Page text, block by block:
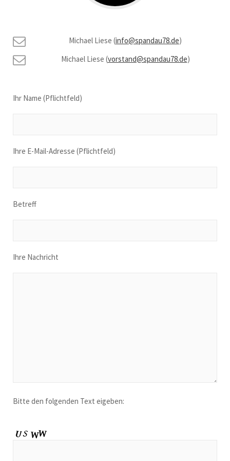
Michael Liese (info@spandau78.de)
Michael Liese (vorstand@spandau78.de)
Ihr Name (Pflichtfeld)
Ihre E-Mail-Adresse (Pflichtfeld)
Betreff
Ihre Nachricht
Bitte den folgenden Text eigeben: